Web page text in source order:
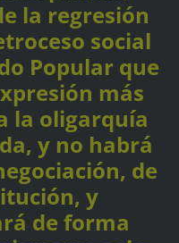
la regresión
social
Popular que
más
la oligarquía
y no habrá
de
y
de forma